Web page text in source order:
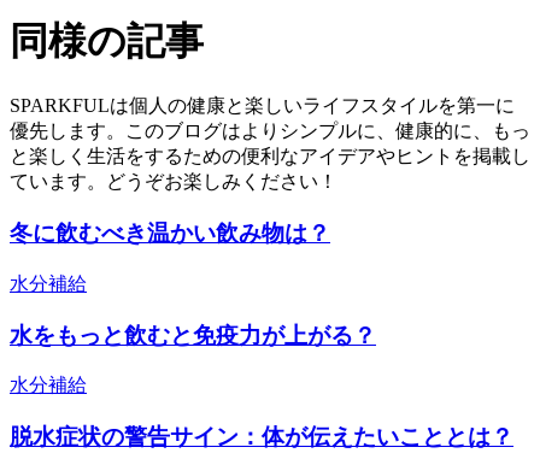
同様の記事
SPARKFULは個人の健康と楽しいライフスタイルを第一に
優先します。このブログはよりシンプルに、健康的に、もっ
と楽しく生活をするための便利なアイデアやヒントを掲載し
ています。どうぞお楽しみください！
冬に飲むべき温かい飲み物は？
水分補給
水をもっと飲むと免疫力が上がる？
水分補給
脱水症状の警告サイン：体が伝えたいこととは？